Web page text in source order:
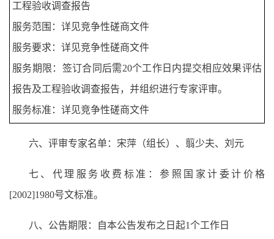
工程验收调查报告
服务范围：详见竞争性磋商文件
服务要求：详见竞争性磋商文件
服务期限：签订合同后需20个工作日内提交相应效果评估
报告及工程验收调查报告，并组织进行专家评审。
服务标准：详见竞争性磋商文件
六、评审专家名单：宋萍（组长）、翦少夫、刘元
七、代理服务收费标准：参照国家计委计价格
[2002]1980号文标准。
八、公告期限：自本公告发布之日起1个工作日